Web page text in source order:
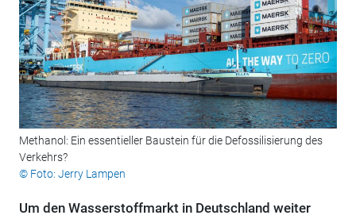
Methanol: Ein essentieller Baustein für die Defossilisierung des
Verkehrs?
© Foto: Jerry Lampen
Um den Wasserstoffmarkt in Deutschland weiter